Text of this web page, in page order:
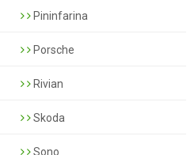
Pininfarina
Porsche
Rivian
Skoda
Sono